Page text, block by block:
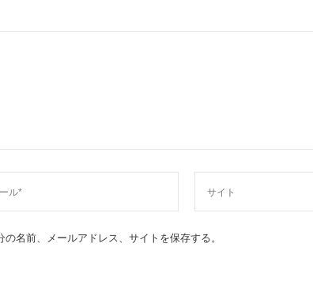
名前、メールアドレス、サイトを保存する。